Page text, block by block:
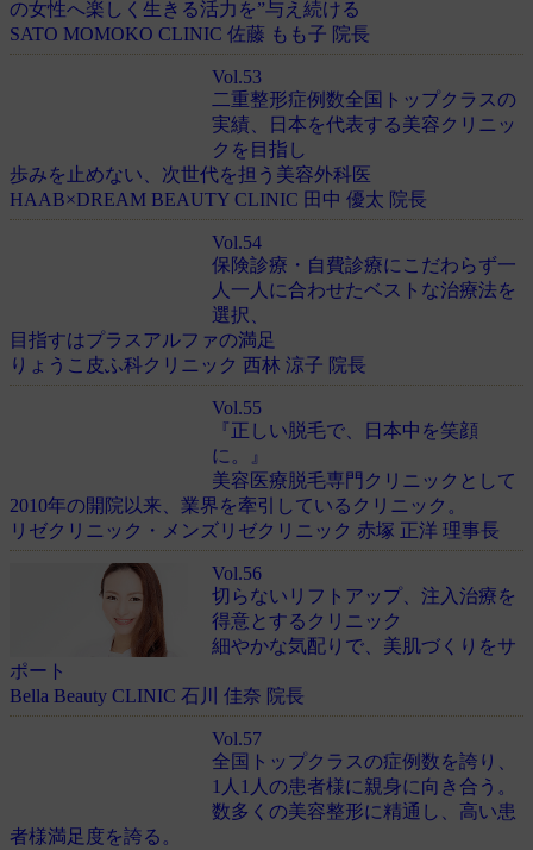
の女性へ楽しく生きる活力を”与え続ける
SATO MOMOKO CLINIC 佐藤 もも子 院長
Vol.53
二重整形症例数全国トップクラスの
実績、日本を代表する美容クリニッ
クを目指し
歩みを止めない、次世代を担う美容外科医
HAAB×DREAM BEAUTY CLINIC 田中 優太 院長
Vol.54
保険診療・自費診療にこだわらず一
人一人に合わせたベストな治療法を
選択、
目指すはプラスアルファの満足
りょうこ皮ふ科クリニック 西林 涼子 院長
Vol.55
『正しい脱毛で、日本中を笑顔
に。』
美容医療脱毛専門クリニックとして
2010年の開院以来、業界を牽引しているクリニック。
リゼクリニック・メンズリゼクリニック 赤塚 正洋 理事長
Vol.56
切らないリフトアップ、注入治療を
得意とするクリニック
細やかな気配りで、美肌づくりをサ
ポート
Bella Beauty CLINIC 石川 佳奈 院長
Vol.57
全国トップクラスの症例数を誇り、
1人1人の患者様に親身に向き合う。
数多くの美容整形に精通し、高い患
者様満足度を誇る。